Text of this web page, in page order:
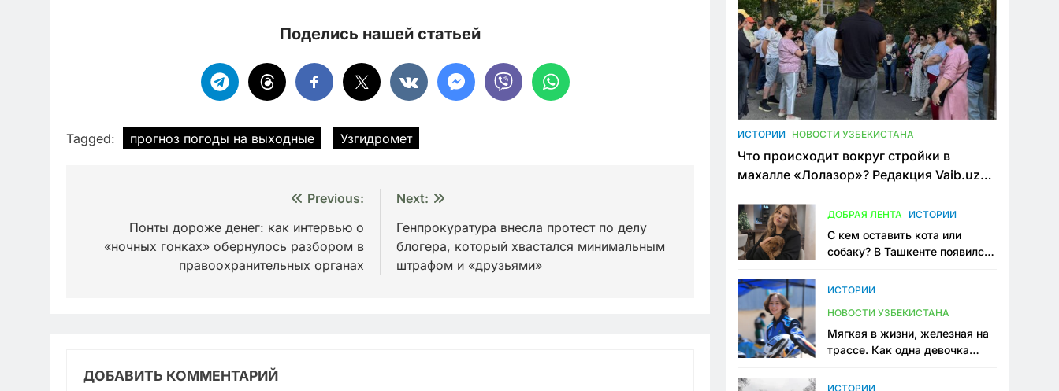
Поделись нашей статьей
Tagged: прогноз погоды на выходные Узгидромет
записям
Previous:
Понты дороже денег: как интервью о
«ночных гонках» обернулось разбором в
правоохранительных органах
Next:
Генпрокуратура внесла протест по делу
блогера, который хвастался минимальным
штрафом и «друзьями»
ДОБАВИТЬ КОММЕНТАРИЙ
ИСТОРИИ НОВОСТИ УЗБЕКИСТАНА
Что происходит вокруг стройки в
махалле «Лолазор»? Редакция Vaib.uz
конфликта
ДОБРАЯ ЛЕНТА ИСТОРИИ
С кем оставить кота или
собаку? В Ташкенте появился
ИСТОРИИ
НОВОСТИ УЗБЕКИСТАНА
Мягкая в жизни, железная на
трассе. Как одна девочка
Узбекистане
ИСТОРИИ